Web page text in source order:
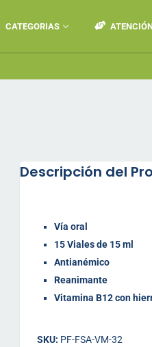
CATEGORIAS
Descripción del
Vía oral
15 Viales de 15 ml
Antianémico
Reanimante
Vitamina B12 con
SKU: PF-FSA-VM-32